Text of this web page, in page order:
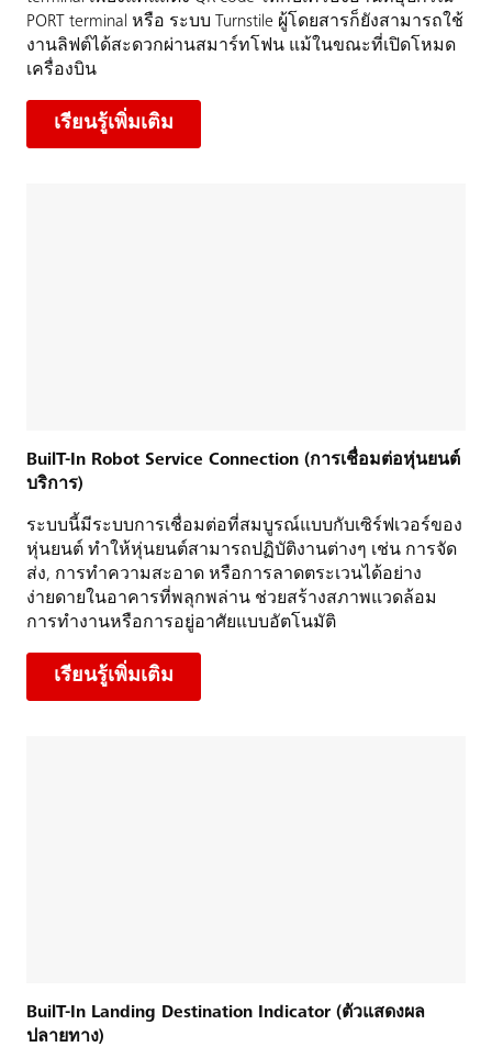
PORT terminal หรือ ระบบ Turnstile ผู้โดยสารก็ยังสามารถใช้
งานลิฟต์ได้สะดวกผ่านสมาร์ทโฟน แม้ในขณะที่เปิดโหมด
เครื่องบิน
เรียนรู้เพิ่มเติม
BuilT-In Robot Service Connection (การเชื่อมต่อหุ่นยนต์
บริการ)
ระบบนี้มีระบบการเชื่อมต่อที่สมบูรณ์แบบกับเซิร์ฟเวอร์ของ
หุ่นยนต์ ทำให้หุ่นยนต์สามารถปฏิบัติงานต่างๆ เช่น การจัด
ส่ง, การทำความสะอาด หรือการลาดตระเวนได้อย่าง
ง่ายดายในอาคารที่พลุกพล่าน ช่วยสร้างสภาพแวดล้อม
การทำงานหรือการอยู่อาศัยแบบอัตโนมัติ
เรียนรู้เพิ่มเติม
BuilT-In Landing Destination Indicator (ตัวแสดงผล
ปลายทาง)